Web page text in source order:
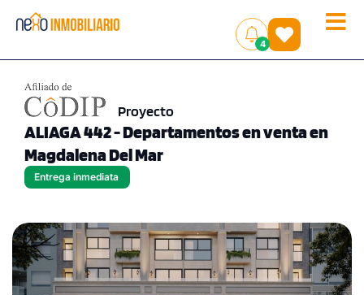
Toggle
4
()
Proyecto
ALIAGA 442 - Departamentos en venta en
Magdalena Del Mar
Entrega inmediata